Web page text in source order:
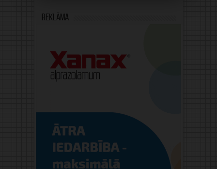
Reklāma